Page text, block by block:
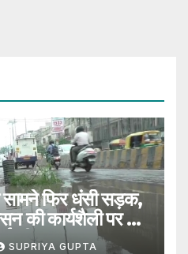
फिर धंसी सड़क,
की कार्यशैली पर उठे
थी मरम्मत
SUPRIYA GUPTA